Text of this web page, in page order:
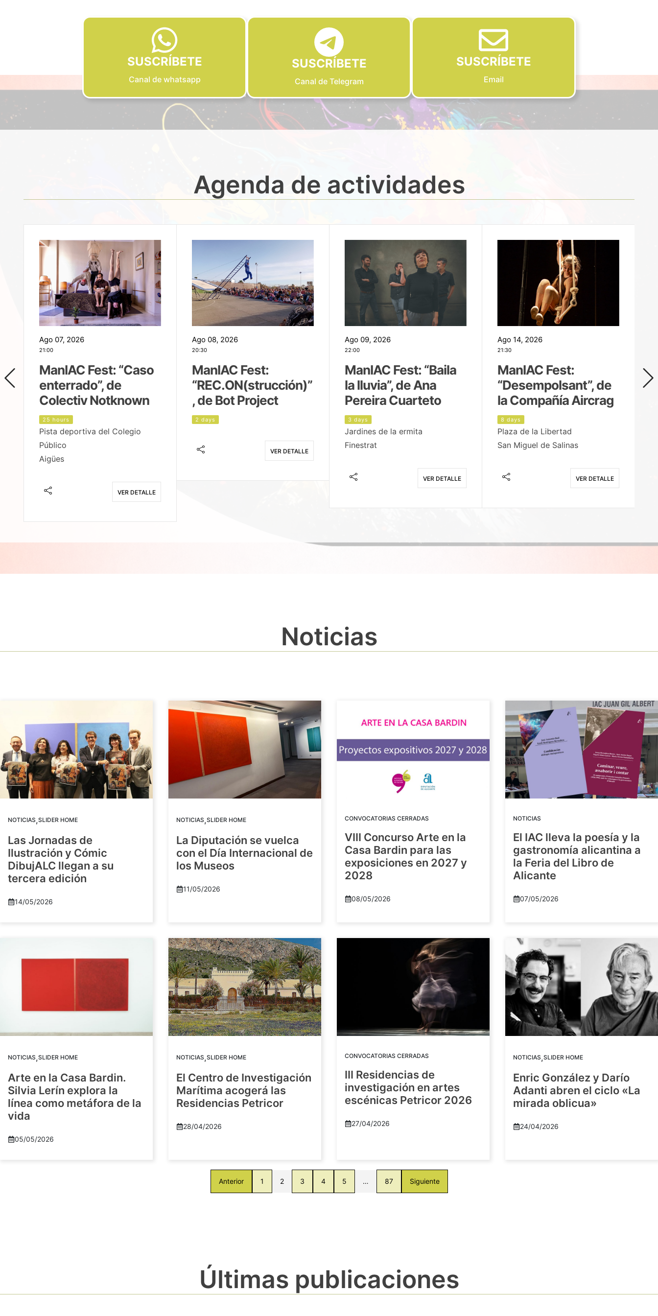
SUSCRÍBETE
Canal de whatsapp
SUSCRÍBETE
Canal de Telegram
SUSCRÍBETE
Email
Agenda de actividades
Ago 07, 2026
21:00
ManIAC Fest: “Caso
enterrado”, de
Colectiv Notknown
25 hours
Pista deportiva del Colegio
Público
Aigües
VER DETALLE
Ago 08, 2026
20:30
ManIAC Fest:
“REC.ON(strucción)”
, de Bot Project
2 days
VER DETALLE
Ago 09, 2026
22:00
ManIAC Fest: “Baila
la lluvia”, de Ana
Pereira Cuarteto
3 days
Jardines de la ermita
Finestrat
VER DETALLE
Ago 14, 2026
21:30
ManIAC Fest:
“Desempolsant”, de
la Compañía Aircrag
8 days
Plaza de la Libertad
San Miguel de Salinas
VER DETALLE
Noticias
NOTICIAS,SLIDER HOME
Las Jornadas de
Ilustración y Cómic
DibujALC llegan a su
tercera edición
14/05/2026
NOTICIAS,SLIDER HOME
La Diputación se vuelca
con el Día Internacional de
los Museos
11/05/2026
CONVOCATORIAS CERRADAS
VIII Concurso Arte en la
Casa Bardin para las
exposiciones en 2027 y
2028
08/05/2026
NOTICIAS
El IAC lleva la poesía y la
gastronomía alicantina a
la Feria del Libro de
Alicante
07/05/2026
NOTICIAS,SLIDER HOME
Arte en la Casa Bardin.
Silvia Lerín explora la
línea como metáfora de la
vida
05/05/2026
NOTICIAS,SLIDER HOME
El Centro de Investigación
Marítima acogerá las
Residencias Petricor
28/04/2026
CONVOCATORIAS CERRADAS
III Residencias de
investigación en artes
escénicas Petricor 2026
27/04/2026
NOTICIAS,SLIDER HOME
Enric González y Darío
Adanti abren el ciclo «La
mirada oblicua»
24/04/2026
Anterior 1 2 3 4 5 … 87 Siguiente
Últimas publicaciones